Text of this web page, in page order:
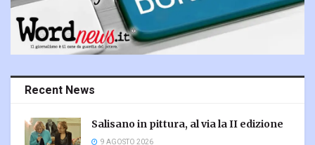
Recent News
Salisano in pittura, al via la II edizione
9 AGOSTO 2026